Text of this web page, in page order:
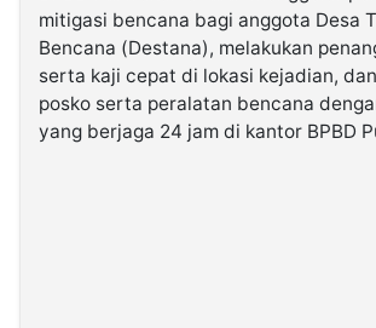
mitigasi bencana bagi anggota Desa
Bencana (Destana), melakukan
serta kaji cepat di lokasi kejadian,
posko serta peralatan bencana
yang berjaga 24 jam di kantor BPBD